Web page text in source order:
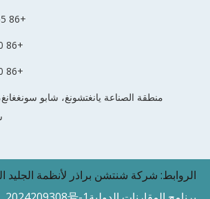
+86 755 29914210
+86 13510956930
+86 13510956930
منطقة الصناعة يانغتشونغ، شابو
الروابط: شركة شنتشن براذر لأنظمة الجليد